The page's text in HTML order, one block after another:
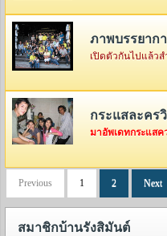
ภาพบรรยากาศงานแถล
กระแสละคร
Previous 1 2 Next
สมาชิกบ้านรังสิมันต์